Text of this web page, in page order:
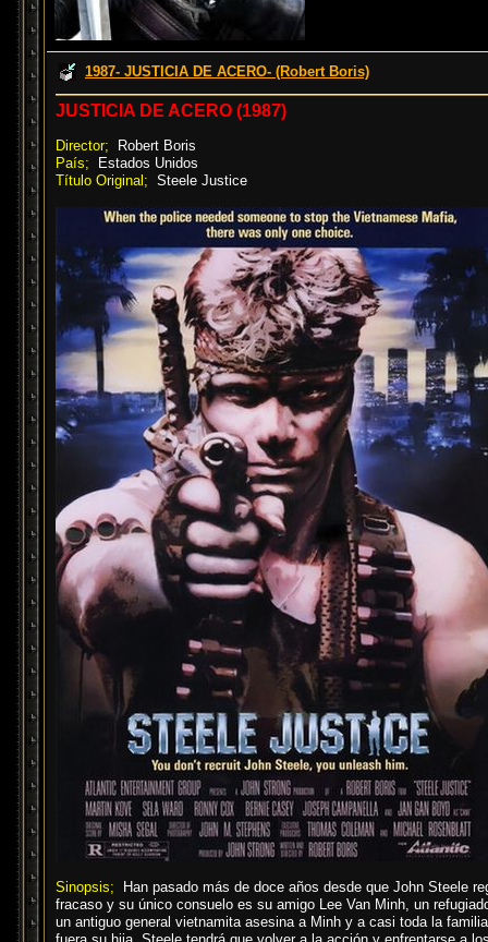
1987- JUSTICIA DE ACERO- (Robert Boris)
JUSTICIA DE ACERO (1987)
Director; Robert Boris
País; Estados Unidos
Título Original; Steele Justice
Sinopsis; Han pasado más de doce años desde que John Steele
fracaso y su único consuelo es su amigo Lee Van Minh, un
un antiguo general vietnamita asesina a Minh y a casi toda la